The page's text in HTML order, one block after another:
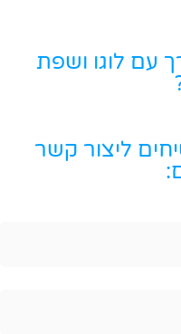
עם לוגו ושפת
ליצור קשר